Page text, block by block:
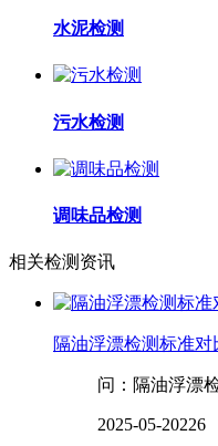
水泥检测
污水检测
调味品检测
相关检测资讯
隔油浮漂检测标准
问：隔油浮漂
2025-05-20226